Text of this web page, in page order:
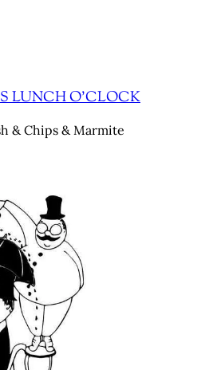
LUNCH O’CLOCK
& Chips & Marmite